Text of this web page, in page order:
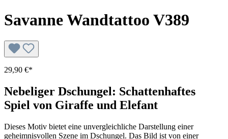
Savanne Wandtattoo V389
29,90 €*
Nebeliger Dschungel: Schattenhaftes
Spiel von Giraffe und Elefant
Dieses Motiv bietet eine unvergleichliche Darstellung einer
geheimnisvollen Szene im Dschungel. Das Bild ist von einer